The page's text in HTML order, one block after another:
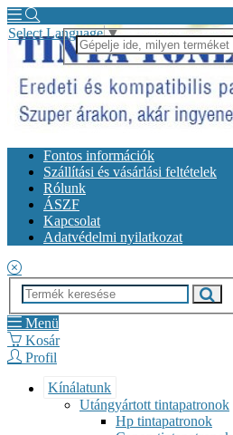
Select Language▼
Fontos információk
Szállítási és vásárlási feltételek
Rólunk
ÁSZF
Kapcsolat
Adatvédelmi nyilatkozat
Menü
Kosár
Profil
Kínálatunk
Utángyártott tintapatronok
Hp tintapatronok